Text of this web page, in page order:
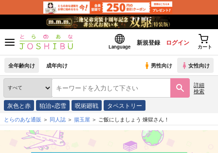
Language
新規登録 ログイン
カート
全年齢向け 成年向け 男性向け 女性向け
詳細
検索
灰色と赤 狛治×恋雪 呪術廻戦 タペストリー
とらのあな通販 同人誌 揚玉屋 ご飯にしましょう 煉獄さん！